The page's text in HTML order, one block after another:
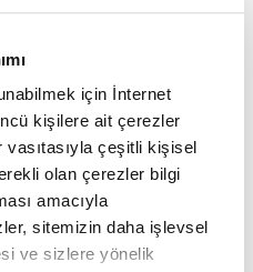
için İnternet
kişilere ait çerezler
vasıtasıyla çeşitli kişisel
olan çerezler bilgi
amacıyla
sitemizin daha işlevsel
ve sizlere yönelik
yol göstericiliği,
yan çizmeleri ve
hükümler hakkında
KONULAR